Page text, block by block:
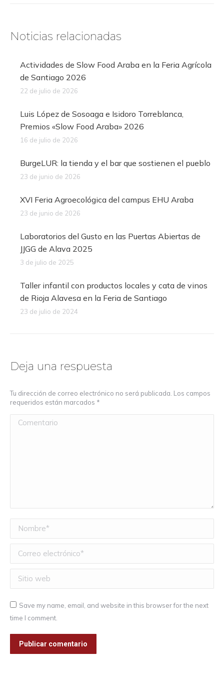
Noticias relacionadas
Actividades de Slow Food Araba en la Feria Agrícola
de Santiago 2026
22 de julio de 2026
Luis López de Sosoaga e Isidoro Torreblanca,
Premios «Slow Food Araba» 2026
16 de julio de 2026
BurgeLUR: la tienda y el bar que sostienen el pueblo
23 de junio de 2026
XVI Feria Agroecológica del campus EHU Araba
23 de junio de 2026
Laboratorios del Gusto en las Puertas Abiertas de
JJGG de Alava 2025
3 de julio de 2025
Taller infantil con productos locales y cata de vinos
de Rioja Alavesa en la Feria de Santiago
23 de julio de 2024
Deja una respuesta
Tu dirección de correo electrónico no será publicada. Los campos
requeridos están marcados *
Comentario
Nombre *
Correo electrónico *
Sitio web
Save my name, email, and website in this browser for the next
time I comment.
Publicar comentario